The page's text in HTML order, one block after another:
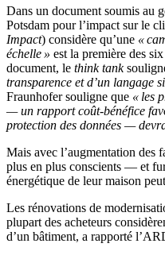
Dans un document soumis au
Potsdam pour l’impact sur le
Impact) considère qu’une «
échelle » est la première des
document, le think tank
transparence et d’un langage
Fraunhofer souligne que « les
— un rapport coût-bénéfice
protection des données —
Mais avec l’augmentation des
plus en plus conscients — et
énergétique de leur maison
Les rénovations de
plupart des acheteurs
d’un bâtiment, a rapporté